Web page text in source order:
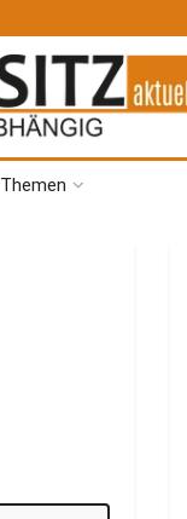
Themen